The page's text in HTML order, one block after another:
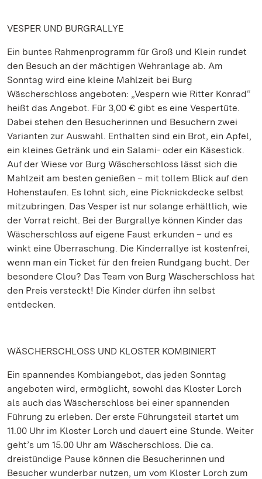
VESPER UND BURGRALLYE
Ein buntes Rahmenprogramm für Groß und Klein rundet
den Besuch an der mächtigen Wehranlage ab. Am
Sonntag wird eine kleine Mahlzeit bei Burg
Wäscherschloss angeboten: „Vespern wie Ritter Konrad“
heißt das Angebot. Für 3,00 € gibt es eine Vespertüte.
Dabei stehen den Besucherinnen und Besuchern zwei
Varianten zur Auswahl. Enthalten sind ein Brot, ein Apfel,
ein kleines Getränk und ein Salami- oder ein Käsestick.
Auf der Wiese vor Burg Wäscherschloss lässt sich die
Mahlzeit am besten genießen – mit tollem Blick auf den
Hohenstaufen. Es lohnt sich, eine Picknickdecke selbst
mitzubringen. Das Vesper ist nur solange erhältlich, wie
der Vorrat reicht. Bei der Burgrallye können Kinder das
Wäscherschloss auf eigene Faust erkunden – und es
winkt eine Überraschung. Die Kinderrallye ist kostenfrei,
wenn man ein Ticket für den freien Rundgang bucht. Der
besondere Clou? Das Team von Burg Wäscherschloss hat
den Preis versteckt! Die Kinder dürfen ihn selbst
entdecken.
WÄSCHERSCHLOSS UND KLOSTER KOMBINIERT
Ein spannendes Kombiangebot, das jeden Sonntag
angeboten wird, ermöglicht, sowohl das Kloster Lorch
als auch das Wäscherschloss bei einer spannenden
Führung zu erleben. Der erste Führungsteil startet um
11.00 Uhr im Kloster Lorch und dauert eine Stunde. Weiter
geht’s um 15.00 Uhr am Wäscherschloss. Die ca.
dreistündige Pause können die Besucherinnen und
Besucher wunderbar nutzen, um vom Kloster Lorch zum